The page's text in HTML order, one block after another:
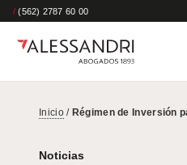
/ (562) 2787 60 00
Inicio/ Régimen de Inversión
Noticias